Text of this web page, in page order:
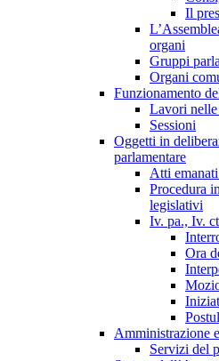
Il
organi
Gruppi
Organi
Funzionamento
Lavori nelle
Sessioni
Oggetti in
parlamentare
Atti emanati
Procedura
legislativi
Iv. pa., Iv.
Ora
Amministrazione
Servizi del